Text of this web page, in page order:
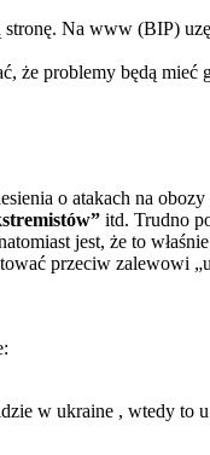
stronę. Na www (BIP)
że problemy będą mieć
o atakach na
itd. Trudno
jest, że to
przeciw zalewowi
w ukraine , wtedy to